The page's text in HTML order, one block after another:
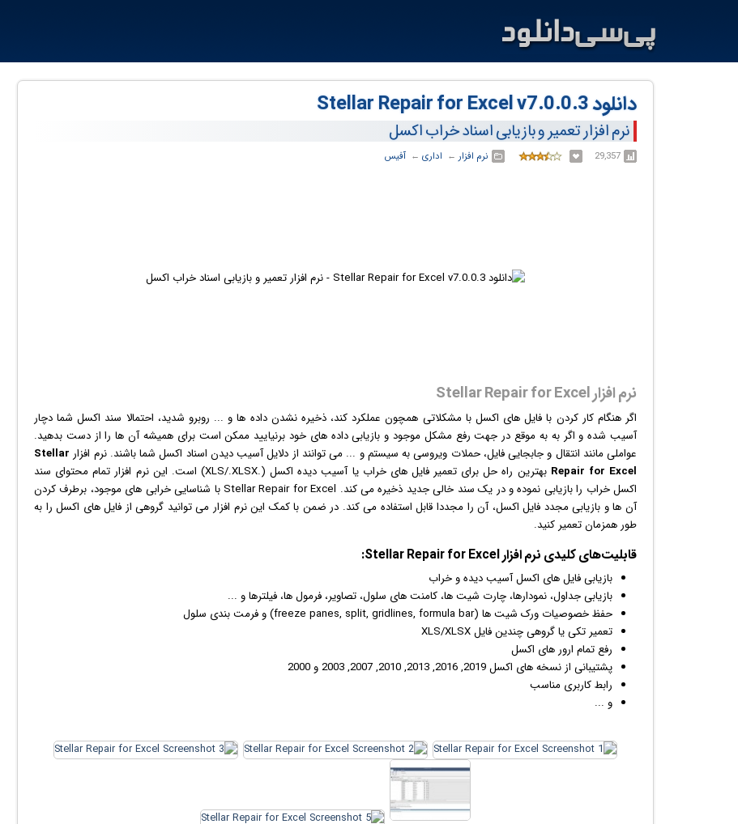
دانلود Stellar Repair for Excel v7.0.0.3
نرم افزار تعمیر و بازیابی اسناد خراب اکسل
29,357 نرم افزار ← ‏ اداری ← ‏ آفیس
نرم افزار Stellar Repair for Excel
اگر هنگام کار کردن با فایل های اکسل با مشکلاتی همچون عملکرد کند، ذخیره نشدن داده ها و ... روبرو شدید، احتمالا سند اکسل شما دچار
آسیب شده و اگر به به موقع در جهت رفع مشکل موجود و بازیابی داده های خود برنیایید ممکن است برای همیشه آن ها را از دست بدهید.
عواملی مانند انتقال و جابجایی فایل، حملات ویروسی به سیستم و ... می توانند از دلایل آسیب دیدن اسناد اکسل شما باشند.نرم افزار Stellar
Repair for Excel
بهترین راه حل برای تعمیر فایل های خراب یا آسیب دیده اکسل (.XLS/.XLSX) است. این نرم افزار تمام محتوای سند
اکسل خراب را بازیابی نموده و در یک سند خالی جدید ذخیره می کند. Stellar Repair for Excel با شناسایی خرابی های موجود، برطرف کردن
آن ها و بازیابی مجدد فایل اکسل، آن را مجددا قابل استفاده می کند. در ضمن با کمک این نرم افزار می توانید گروهی از فایل های اکسل را به
طور همزمان تعمیر کنید.
قابلیت‌های کلیدی نرم افزار
بازیابی فایل های اکسل آسیب دیده و خراب
بازیابی جداول، نمودارها، چارت شیت ها، کامنت های سلول، تصاویر، فرمول ها، فیلترها و ...
حفظ خصوصیات ورک شیت ها (freeze panes, split, gridlines, formula bar) و فرمت بندی سلول
تعمیر تکی یا گروهی چندین فایل XLS/XLSX
رفع تمام ارور های اکسل
پشتیبانی از نسخه های اکسل 2019, 2016, 2013, 2010, 2007, 2003 و 2000
رابط کاربری مناسب
و ...